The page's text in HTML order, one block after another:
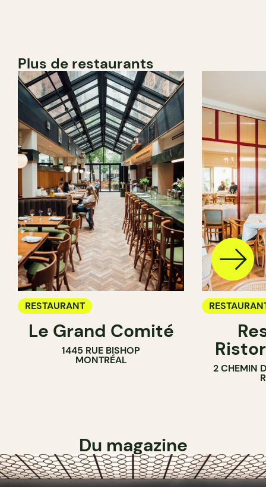
Plus de restaurants
RESTAURANT
Le Grand Comité
1445 RUE BISHOP
MONTRÉAL
2 CHEMIN
Du magazine